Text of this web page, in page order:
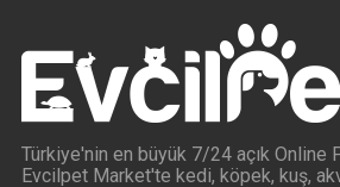
Türkiye'nin en büyük 7/24 açık Online
Evcilpet Market'te kedi, köpek, kuş,